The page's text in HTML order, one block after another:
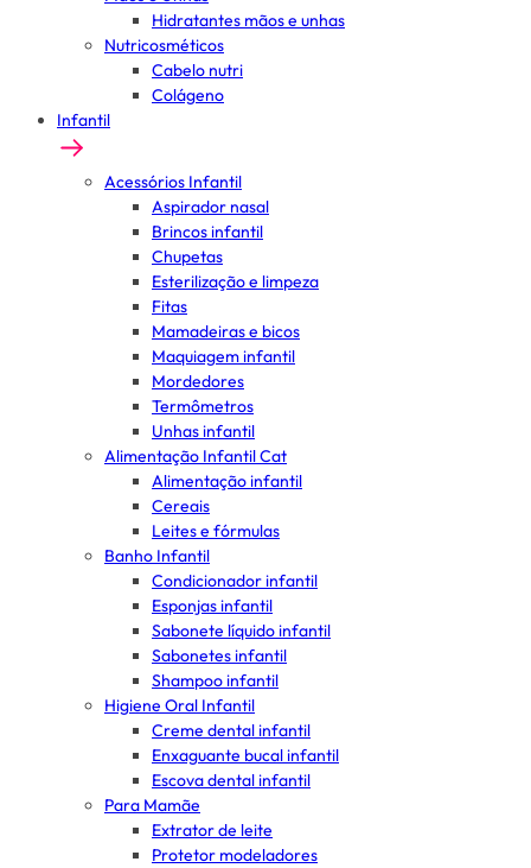
Hidratantes mãos e unhas
Nutricosméticos
Cabelo nutri
Colágeno
Infantil
Acessórios Infantil
Aspirador nasal
Brincos infantil
Chupetas
Esterilização e limpeza
Fitas
Mamadeiras e bicos
Maquiagem infantil
Mordedores
Termômetros
Unhas infantil
Alimentação Infantil Cat
Alimentação infantil
Cereais
Leites e fórmulas
Banho Infantil
Condicionador infantil
Esponjas infantil
Sabonete líquido infantil
Sabonetes infantil
Shampoo infantil
Higiene Oral Infantil
Creme dental infantil
Enxaguante bucal infantil
Escova dental infantil
Para Mamãe
Extrator de leite
Protetor modeladores